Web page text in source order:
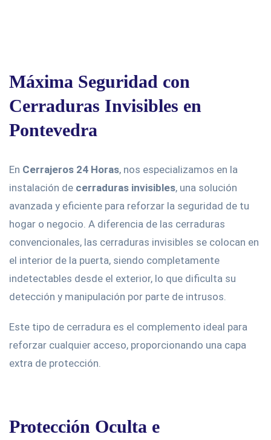
Máxima Seguridad con
Cerraduras Invisibles en
Pontevedra
En Cerrajeros 24 Horas, nos especializamos en la
instalación de cerraduras invisibles, una solución
avanzada y eficiente para reforzar la seguridad de tu
hogar o negocio. A diferencia de las cerraduras
convencionales, las cerraduras invisibles se colocan en
el interior de la puerta, siendo completamente
indetectables desde el exterior, lo que dificulta su
detección y manipulación por parte de intrusos.
Este tipo de cerradura es el complemento ideal para
reforzar cualquier acceso, proporcionando una capa
extra de protección.
Protección Oculta e